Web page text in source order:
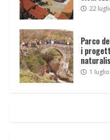
22
Parco
i
1